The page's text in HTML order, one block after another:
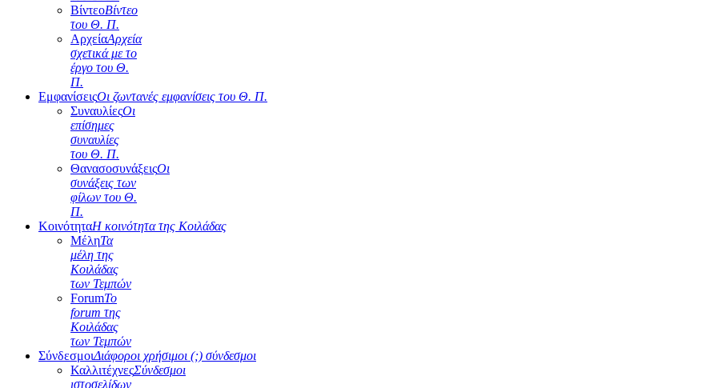
ΒίντεοΒίντεο
του Θ. Π.
ΑρχείαΑρχεία
σχετικά με το
έργο του Θ.
Π.
ΕμφανίσειςΟι ζωντανές εμφανίσεις του Θ. Π.
ΣυναυλίεςΟι
επίσημες
συναυλίες
του Θ. Π.
ΘανασοσυνάξειςΟι
συνάξεις των
φίλων του Θ.
Π.
ΚοινότηταΗ κοινότητα της Κοιλάδας
ΜέληΤα
μέλη της
Κοιλάδας
των Τεμπών
ForumΤο
forum της
Κοιλάδας
των Τεμπών
ΣύνδεσμοιΔιάφοροι χρήσιμοι (;) σύνδεσμοι
ΚαλλιτέχνεςΣύνδεσμοι
ιστοσελίδων